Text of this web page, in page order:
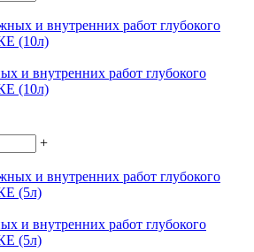
и внутренних работ глубокого
(10л)
+
и внутренних работ глубокого
(5л)